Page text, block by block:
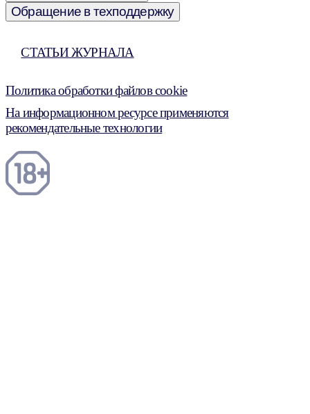
Обращение в техподдержку
СТАТЬИ ЖУРНАЛА
Политика обработки файлов cookie
На информационном ресурсе применяются
рекомендательные технологии